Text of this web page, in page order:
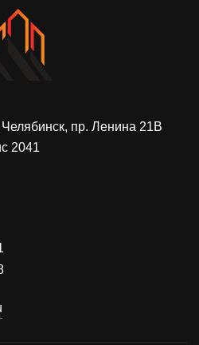
Челябинск, пр. Ленина 21В
2041